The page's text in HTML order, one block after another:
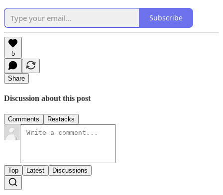
Subscribe
5
Share
Discussion about this post
Comments Restacks
Top Latest Discussions